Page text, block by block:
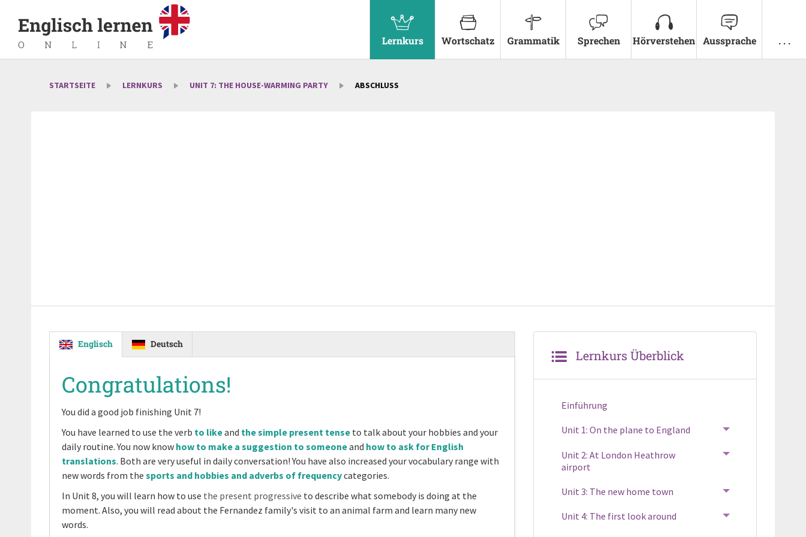
Lernkurs Wortschatz Grammatik Sprechen Hörverstehen Aussprache . . .
STARTSEITE LERNKURS UNIT 7: THE HOUSE-WARMING PARTY ABSCHLUSS
Englisch Deutsch
Congratulations!
You did a good job finishing Unit 7!
You have learned to use the verb to likeand the simple present tense to talk about your hobbies and your
daily routine. You now know how to make a suggestion to someoneand how to ask for English
translations. Both are very useful in daily conversation! You have also increased your vocabulary range with
new words from the sports and hobbies and adverbs of frequencycategories.
In Unit 8, you will learn how to use the present progressive to describe what somebody is doing at the
moment. Also, you will read about the Fernandez family's visit to an animal farm and learn many new
words.
Lernkurs Überblick
Einführung
Unit 1: On the plane to England TOGGLE MENU
Unit 2: At London Heathrow
airport
TOGGLE MENU
Unit 3: The new home town TOGGLE MENU
Unit 4: The first look around TOGGLE MENU